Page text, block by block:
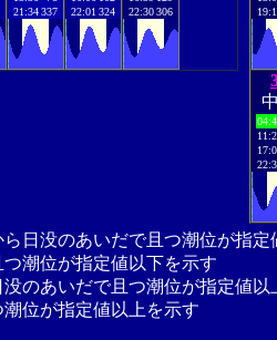
21:34337
22:01 324
22:30306
ら日没のあいだで且つ潮位が指
つ潮位が指定値以下を示す
没のあいだで且つ潮位が指定値以
潮位が指定値以上を示す